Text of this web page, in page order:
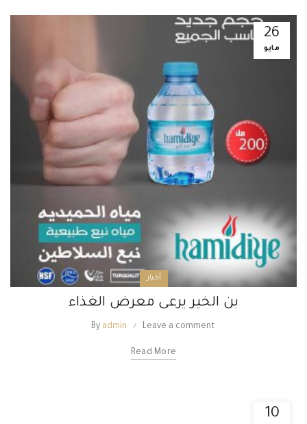
26
مايو
أخبار
بن الخير يرعى معرض الغذاء
By admin Leave a comment
Read More
10